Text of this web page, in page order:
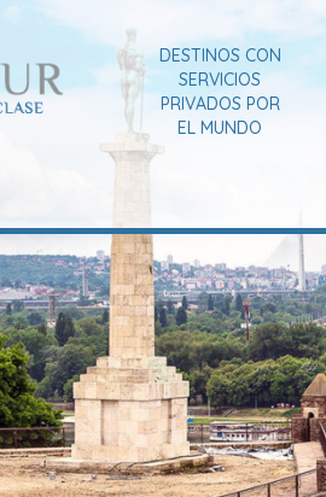
DESTINOS CON
SERVICIOS
PRIVADOS POR
EL MUNDO